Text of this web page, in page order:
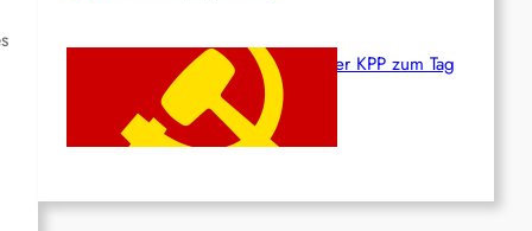
Beschluss des ZK der KPP zum Tag
des Heldentums
Juni 19, 2026